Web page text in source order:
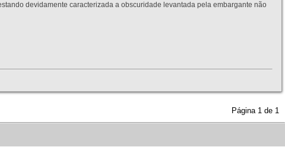
devidamente caracterizada a obscuridade levantada pela embargante não
Página 1 de 1